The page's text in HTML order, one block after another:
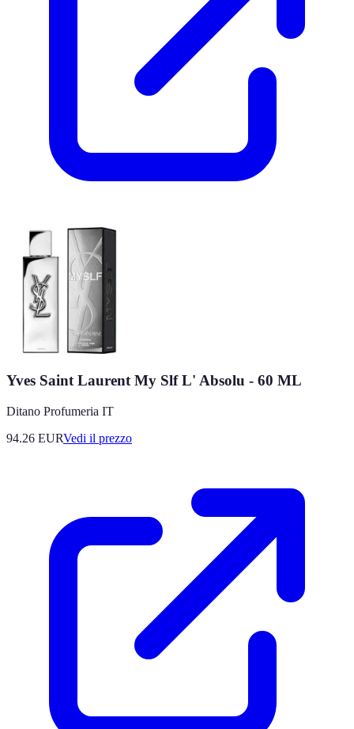
Yves Saint Laurent My Slf L' Absolu - 60 ML
Ditano Profumeria IT
94.26 EURVedi il prezzo